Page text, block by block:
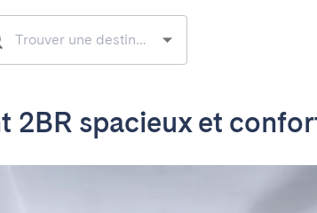
2BR spacieux et